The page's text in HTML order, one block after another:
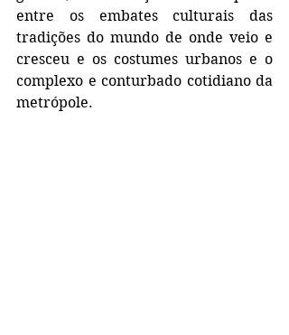
entre os embates culturais das
tradições do mundo de onde veio e
cresceu e os costumes urbanos e o
complexo e conturbado cotidiano da
metrópole.